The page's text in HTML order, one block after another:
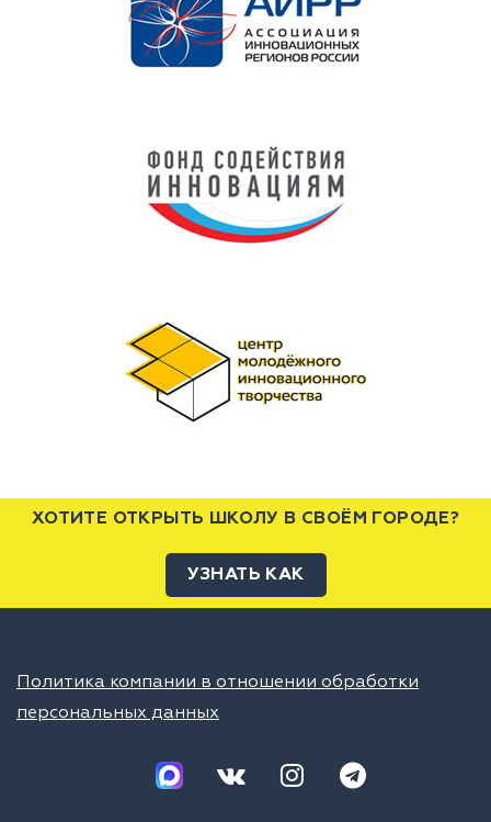
ХОТИТЕ ОТКРЫТЬ ШКОЛУ В СВОЁМ ГОРОДЕ?
УЗНАТЬ КАК
Политика компании в отношении обработки
персональных данных